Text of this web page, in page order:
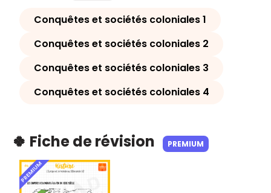
Conquêtes et sociétés coloniales 1
Conquêtes et sociétés coloniales 2
Conquêtes et sociétés coloniales 3
Conquêtes et sociétés coloniales 4
🍀 Fiche de révision PREMIUM
PREMIUM